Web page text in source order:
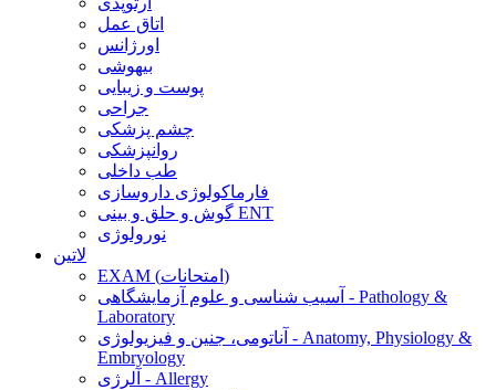
اتاق عمل
اورژانس
بیهوشی
پوست و زیبایی
جراحی
چشم پزشکی
روانپزشکی
طب داخلی
فارماکولوژی داروسازی
گوش و حلق و بینی ENT
نورولوژی
لاتین
EXAM (امتحانات)
آسیب شناسی و علوم آزمایشگاهی - Pathology &
Laboratory
آناتومی، جنین و فیزیولوژی - Anatomy, Physiology &
Embryology
آلرژی - Allergy